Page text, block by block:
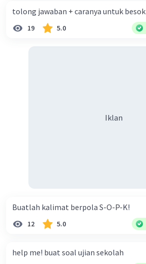
tolong jawaban + caranya untuk besok
19 5.0
Iklan
Buatlah kalimat berpola S-O-P-K!
12 5.0
help me! buat soal ujian sekolah